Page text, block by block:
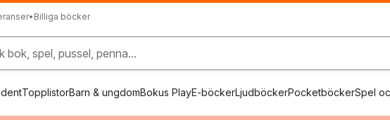
• Billiga böcker
bok, spel, pussel, penna...
TopplistorBarn & ungdomBokus PlayE-böckerLjudböckerPocketböckerSpel